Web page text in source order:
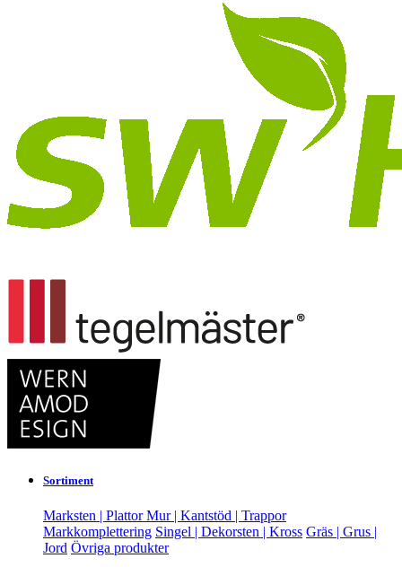
Sortiment
Marksten | PlattorMur | Kantstöd | Trappor
Markkomplettering Singel | Dekorsten | Kross Gräs | Grus |
Jord Övriga produkter